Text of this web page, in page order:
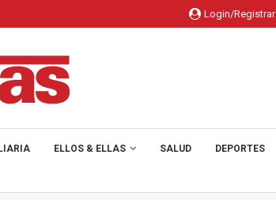
Login/Registrar
ELLOS & ELLAS SALUD DEPORTES